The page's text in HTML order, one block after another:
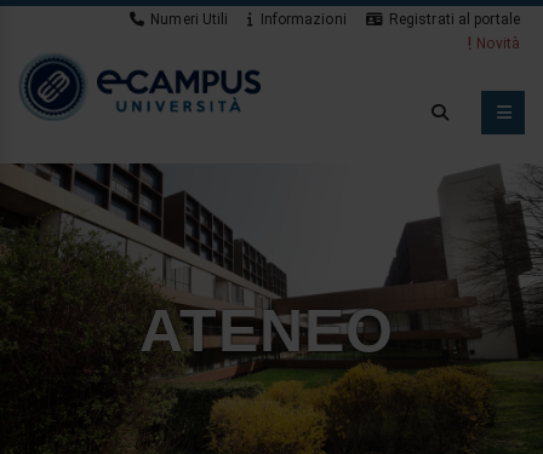
Numeri Utili Informazioni
Registrati al portale
Novità
ATENEO